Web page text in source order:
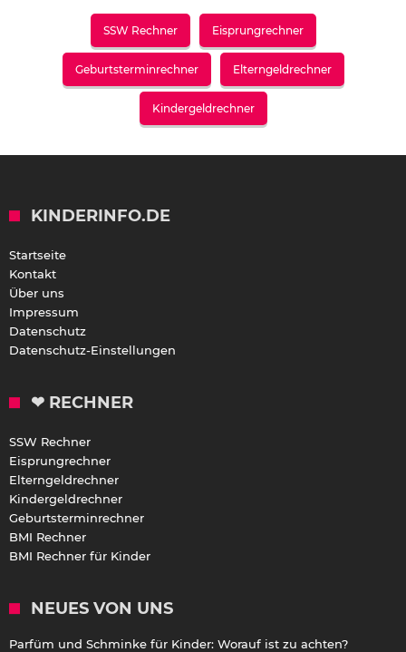
SSW Rechner Eisprungrechner
Geburtsterminrechner Elterngeldrechner
Kindergeldrechner
KINDERINFO.DE
Startseite
Kontakt
Über uns
Impressum
Datenschutz
Datenschutz-Einstellungen
❤ RECHNER
SSW Rechner
Eisprungrechner
Elterngeldrechner
Kindergeldrechner
Geburtsterminrechner
BMI Rechner
BMI Rechner für Kinder
NEUES VON UNS
Parfüm und Schminke für Kinder: Worauf ist zu achten?